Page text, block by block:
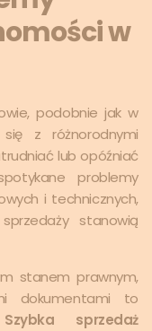
w
podobnie jak w
z różnorodnymi
lub opóźniać
problemy
i technicznych,
stanowią
stanem prawnym,
dokumentami to
Szybka sprzedaż